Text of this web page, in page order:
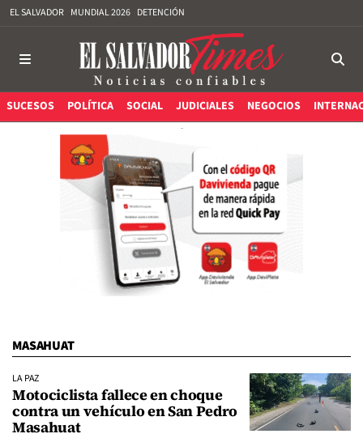
EL SALVADOR MUNDIAL 2026 DETENCIÓN
SUCESOS POLÍTICA SOCIAL JUDICIALES NEGOCIOS
MASAHUAT
LA PAZ
Motociclista fallece en choque
contra un vehículo en San Pedro
Masahuat